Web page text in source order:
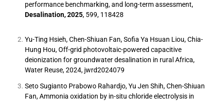
performance benchmarking, and long-term assessment,
Desalination, 2025, 599, 118428
Yu-Ting Hsieh, Chen-Shiuan Fan, Sofia Ya Hsuan Liou, Chia-
Hung Hou, Off-grid photovoltaic-powered capacitive
deionization for groundwater desalination in rural Africa,
Water Reuse, 2024, jwrd2024079
Seto Sugianto Prabowo Rahardjo, Yu Jen Shih, Chen-Shiuan
Fan, Ammonia oxidation by in-situ chloride electrolysis in